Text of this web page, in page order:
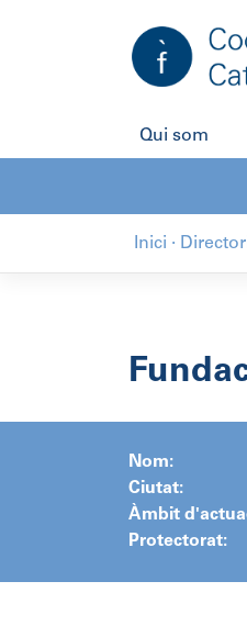
Qui som
Inici ·
Nom:
Ciutat:
Àmbit
Protectorat: